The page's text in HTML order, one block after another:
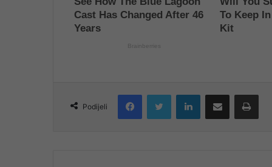
Podijeli
FacebookTwitter LinkedInShare via Email